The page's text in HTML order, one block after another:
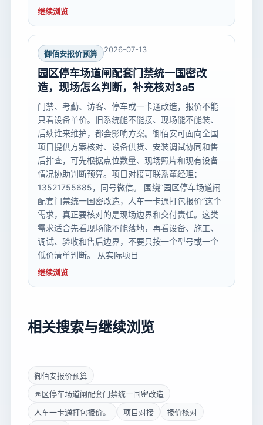
继续浏览
御佰安报价预算 2026-07-13
园区停车场道闸配套门禁统一国密改
造，现场怎么判断，补充核对3a5
门禁、考勤、访客、停车或一卡通改造，报价不能
只看设备单价。旧系统能不能接、现场能不能装、
后续谁来维护，都会影响方案。御佰安可面向全国
项目提供方案核对、设备供货、安装调试协同和售
后排查，可先根据点位数量、现场照片和现有设备
情况协助判断预算。项目对接可联系董经理：
13521755685，同号微信。 围绕“园区停车场道闸
配套门禁统一国密改造，人车一卡通打包报价”这个
需求，真正要核对的是现场边界和交付责任。这类
需求适合先看现场能不能落地，再看设备、施工、
调试、验收和售后边界，不要只按一个型号或一个
低价清单判断。 从实际项目
继续浏览
相关搜索与继续浏览
御佰安报价预算
园区停车场道闸配套门禁统一国密改造
人车一卡通打包报价。
项目对接
报价核对